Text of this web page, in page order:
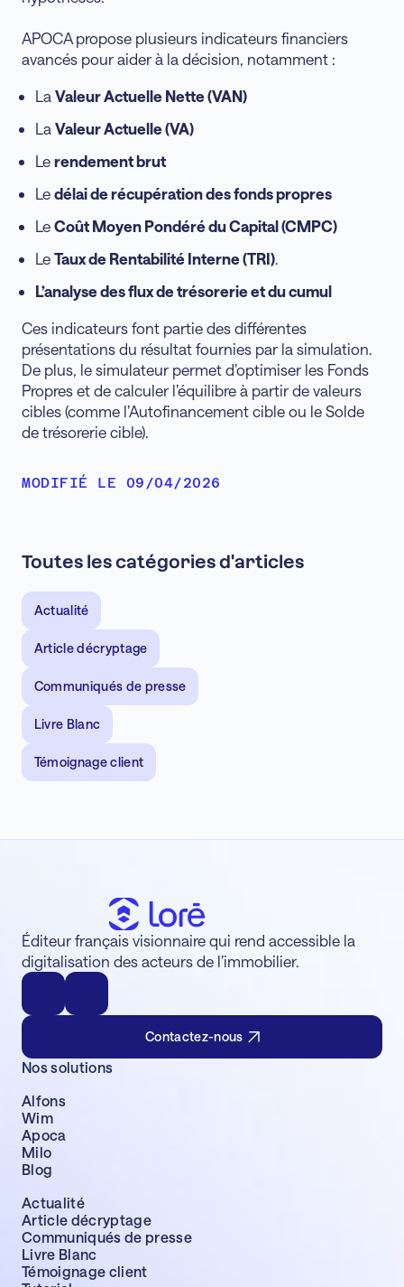
APOCA propose plusieurs indicateurs financiers
avancés pour aider à la décision, notamment :
La Valeur Actuelle Nette (VAN)
La Valeur Actuelle (VA)
Le rendement brut
Le délai de récupération des fonds propres
Le Coût Moyen Pondéré du Capital (CMPC)
Le Taux de Rentabilité Interne (TRI).
L’analyse des flux de trésorerie et du cumul
Ces indicateurs font partie des différentes
présentations du résultat fournies par la simulation.
De plus, le simulateur permet d’optimiser les Fonds
Propres et de calculer l’équilibre à partir de valeurs
cibles (comme l’Autofinancement cible ou le Solde
de trésorerie cible).
MODIFIÉ LE 09/04/2026
Toutes les catégories d'articles
Actualité
Article décryptage
Communiqués de presse
Livre Blanc
Témoignage client
Éditeur français visionnaire qui rend accessible la
digitalisation des acteurs de l’immobilier.
Contactez-nous
Nos solutions
Alfons
Wim
Apoca
Milo
Blog
Actualité
Article décryptage
Communiqués de presse
Livre Blanc
Témoignage client